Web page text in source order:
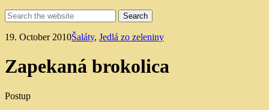
19. October 2010Šaláty, Jedlá zo zeleniny
Zapekaná brokolica
Postup